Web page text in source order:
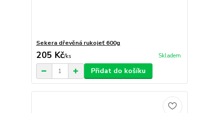
Sekera dřevěná rukojeť 600g
205 Kč/ks Skladem
Přidat do košíku